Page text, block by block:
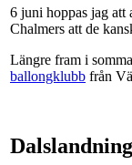
6 juni hoppas jag att
Chalmers att de
Längre fram i
ballongklubb från